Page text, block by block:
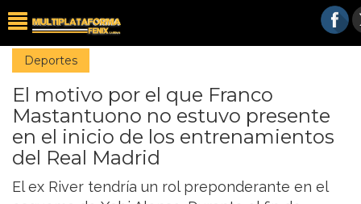
Deportes
El motivo por el que Franco
Mastantuono no estuvo presente
en el inicio de los entrenamientos
del Real Madrid
El ex River tendría un rol preponderante en el